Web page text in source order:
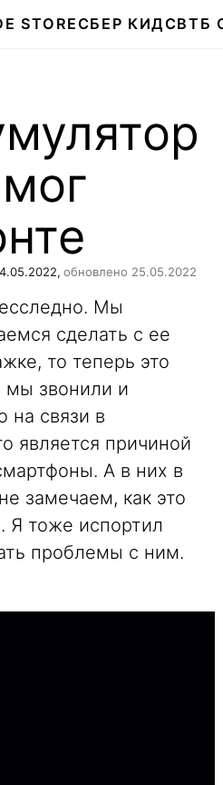
STORE СБЕР КИДСВТБ
обновлено 25.05.2022
Мы
сделать с ее
то теперь это
мы звонили и
на связи в
является причиной
А в них в
замечаем, как это
Я тоже испортил
проблемы с ним.